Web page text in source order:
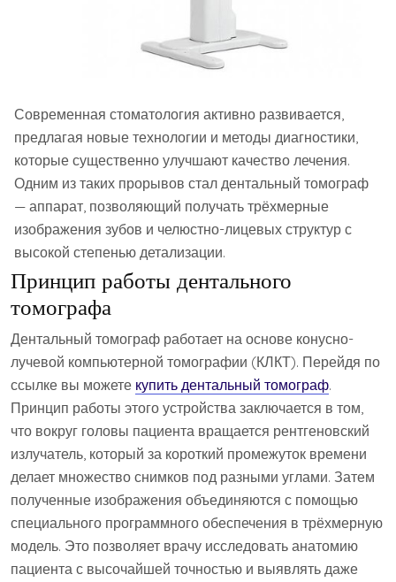
Современная стоматология активно развивается,
предлагая новые технологии и методы диагностики,
которые существенно улучшают качество лечения.
Одним из таких прорывов стал дентальный томограф
— аппарат, позволяющий получать трёхмерные
изображения зубов и челюстно-лицевых структур с
высокой степенью детализации.
Принцип работы дентального
томографа
Дентальный томограф работает на основе конусно-
лучевой компьютерной томографии (КЛКТ). Перейдя по
ссылке вы можете купить дентальный томограф.
Принцип работы этого устройства заключается в том,
что вокруг головы пациента вращается рентгеновский
излучатель, который за короткий промежуток времени
делает множество снимков под разными углами. Затем
полученные изображения объединяются с помощью
специального программного обеспечения в трёхмерную
модель. Это позволяет врачу исследовать анатомию
пациента с высочайшей точностью и выявлять даже